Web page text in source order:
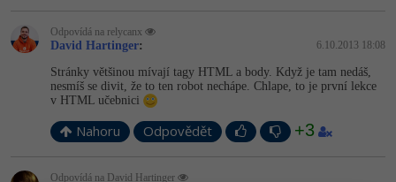
Fórum
Odpovídá na relycanx
David Hartinger: 6.10.2013 18:08
Stránky většinou mívají tagy HTML a body. Když je tam nedáš,
nesmíš se divit, že to ten robot nechápe. Chlape, to je první lekce
v HTML učebnici
Nahoru Odpovědět +3
Odpovídá na David Hartinger